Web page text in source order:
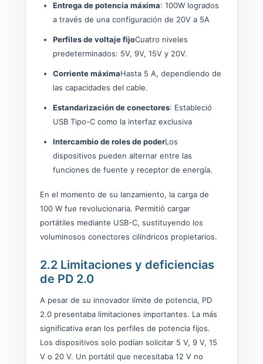
Entrega de potencia máxima: 100W logrados
a través de una configuración de 20V a 5A
Perfiles de voltaje fijoCuatro niveles
predeterminados: 5V, 9V, 15V y 20V.
Corriente máximaHasta 5 A, dependiendo de
las capacidades del cable.
Estandarización de conectores: Estableció
USB Tipo-C como la interfaz exclusiva
Intercambio de roles de poderLos
dispositivos pueden alternar entre las
funciones de fuente y receptor de energía.
En el momento de su lanzamiento, la carga de
100 W fue revolucionaria. Permitió cargar
portátiles mediante USB-C, sustituyendo los
voluminosos conectores cilíndricos propietarios.
2.2 Limitaciones y deficiencias
de PD 2.0
A pesar de su innovador límite de potencia, PD
2.0 presentaba limitaciones importantes. La más
significativa eran los perfiles de potencia fijos.
Los dispositivos solo podían solicitar 5 V, 9 V, 15
V o 20 V. Un portátil que necesitaba 12 V no